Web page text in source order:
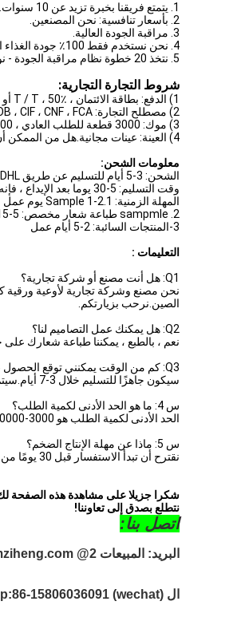
1. يتمتع فريقنا بخبرة تزيد عن 10 سنوات.
2. بأسعار تنافسية: نحن المصنعين.
3. مراقبة الجودة العالية.
4. نحن نستخدم فقط 100٪ جودة الغذاء الصف والمواد الآمنة.
5. نتخذ 20 خطوة نظام مراقبة الجودة - نوعية جيدة ودائمة.
شروط التجارة التجارية:
1) الدفع: بطاقة الائتمان ، T / T ، 50٪ أو 70٪ مقدم إيداع ، يجب دفع الرصيد قبل الشحن
2) مصطلح التجارة: EXW ، FOB ، CIF ، CNF ، FCA
3) موك: 3000 قطعة للطلب العادي ، 10000 قطعة لطلب طباعة الشعار المخصص ؛
4) العينة: عينات مجانية.هل من الممكن أن تدفع تكلفة التوصيل؟شكرا جزيلا.
معلومات الشحن:
الشحن: 3-5 أيام للتسليم عن طريق DHL في جميع أنحاء العالم
وقت التسليم: 5-30 يوما بعد الإيداع ، فإنه يعتمد على كمية طلب العملاء
المهلة الزمنية: 1.Sample 1-2 يوم عمل
2. sampmle طباعة شعار مخصص: 5-15 يوم عمل
3-المنتجات السائبة: 2-5 أيام عمل
التعليمات :
Q1: هل أنت مصنع أو شركة تجارية؟
الصين.نرحب بزيارتكم.
Q2: هل يمكنك عمل التصاميم لنا؟
نعم ، بالطبع ، يمكننا طباعة شعارك على
Q3: كم من الوقت يمكنني توقع الحصول على العينة؟
سيكون جاهزًا للتسليم خلال 3-7 أيام.سيتم إرسال العينة إليك بواسطة صريح.
س 4: ما هو الحد الأدنى لكمية الطلب؟
الحد الأدنى لكمية الطلب هو 3000-10000 قطعة لكل عنصر
س 5: ماذا عن مهلة الإنتاج الضخم؟
نقترح أن تبدأ الاستفسار قبل 30 يومًا من التاريخ الذي ترغب في استلام المنتجات فيه.
شكرا جزيلا على مشاهدة هذه الصفحة
نتطلع بصدق إلى تعاوننا!
اتصل بنا:
البريد: المبيعات 2 @ xmziheng.com
ال WhatsApp: 86-15806036091 (wechat)